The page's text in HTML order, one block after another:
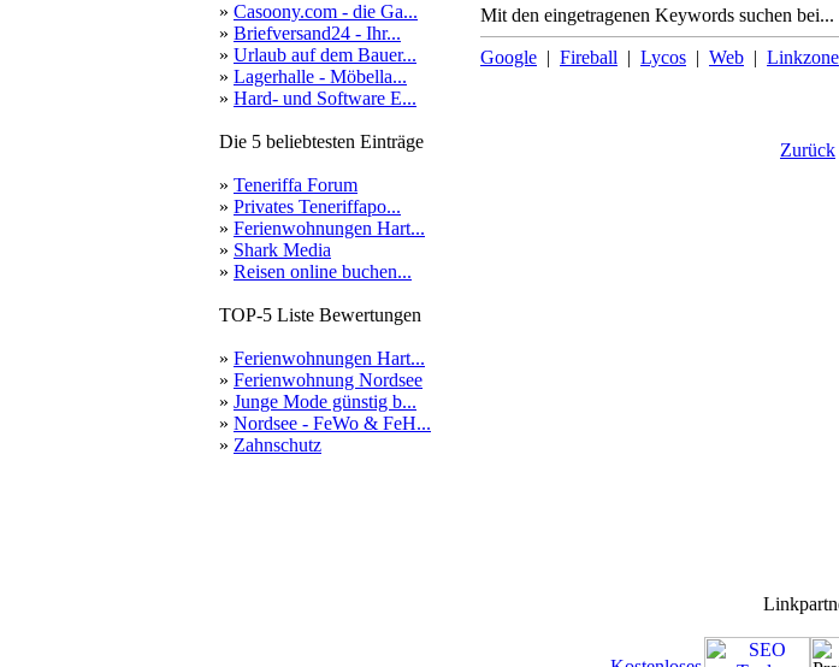
» Casoony.com - die Ga...
» Briefversand24 - Ihr...
» Urlaub auf dem Bauer...
» Lagerhalle - Möbella...
» Hard- und Software E...
Die 5 beliebtesten Einträge
» Teneriffa Forum
» Privates Teneriffapo...
» Ferienwohnungen Hart...
» Shark Media
» Reisen online buchen...
TOP-5 Liste Bewertungen
» Ferienwohnungen Hart...
» Ferienwohnung Nordsee
» Junge Mode günstig b...
» Nordsee - FeWo & FeH...
» Zahnschutz
Mit den eingetragenen Keywords suchen bei...
Google | Fireball | Lycos | Web | Linkzone
Zurück